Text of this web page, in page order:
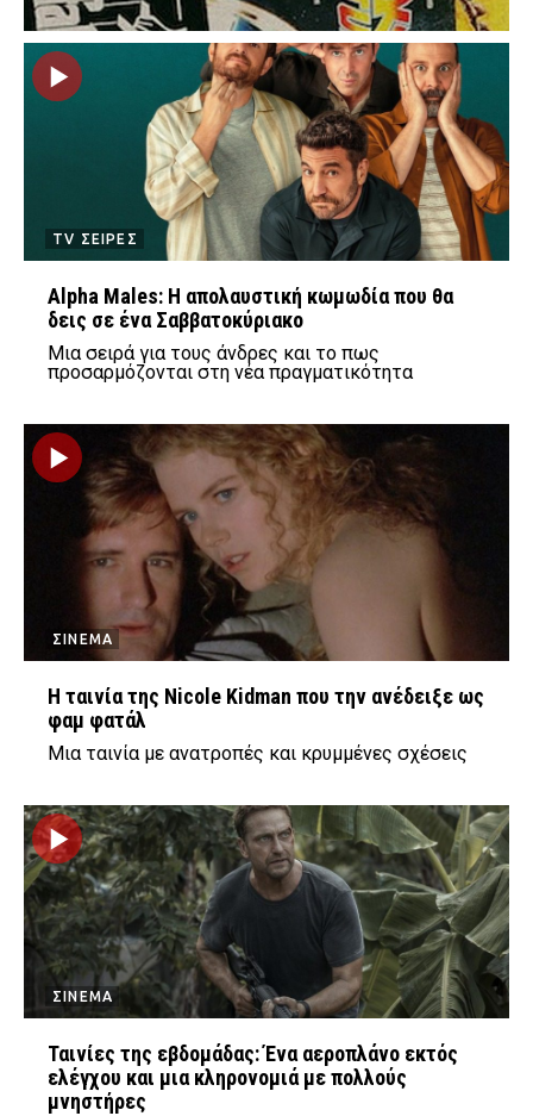
TV ΣΕΙΡΕΣ
Alpha Males: Η απολαυστική κωμωδία που θα
δεις σε ένα Σαββατοκύριακο
Μια σειρά για τους άνδρες και το πως
προσαρμόζονται στη νέα πραγματικότητα
ΣΙΝΕΜΑ
Η ταινία της Nicole Kidman που την ανέδειξε ως
φαμ φατάλ
Μια ταινία με ανατροπές και κρυμμένες σχέσεις
ΣΙΝΕΜΑ
Ταινίες της εβδομάδας: Ένα αεροπλάνο εκτός
ελέγχου και μια κληρονομιά με πολλούς
μνηστήρες